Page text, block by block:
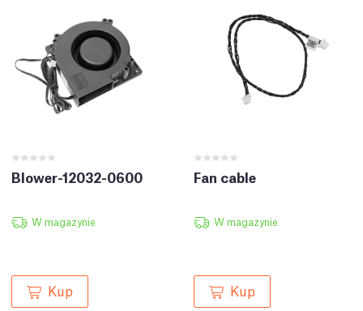
Blower-12032-0600
W magazynie
Kup
Fan cable
W magazynie
Kup